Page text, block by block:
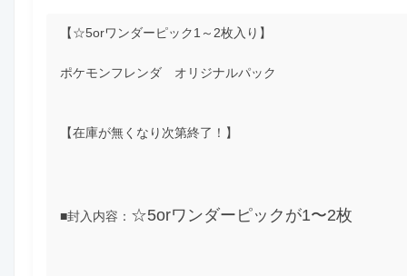
【☆5orワンダーピック1～2枚入り】
ポケモンフレンダ オリジナルパック
【在庫が無くなり次第終了！】
■封入内容： ☆5orワンダーピックが1〜2枚